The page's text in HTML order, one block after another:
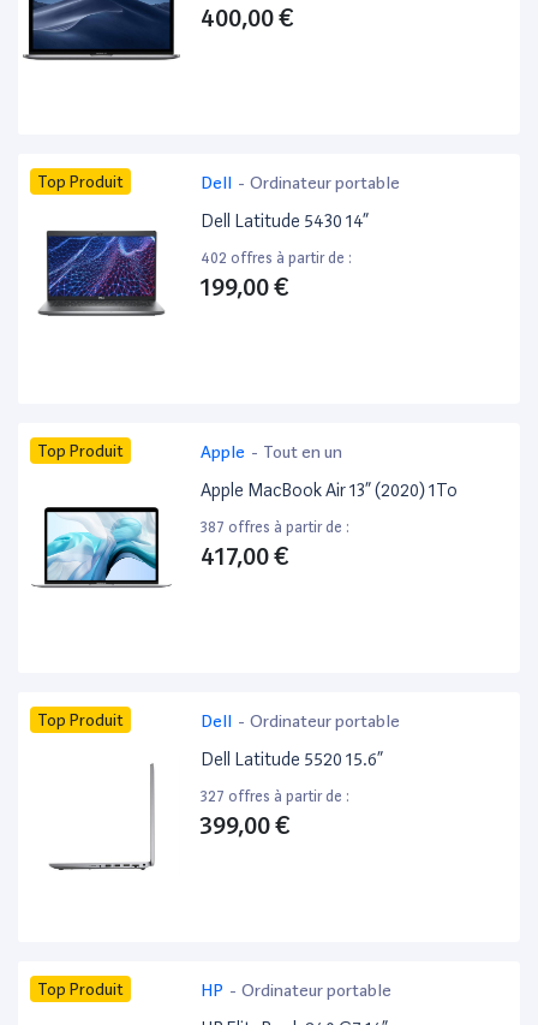
400,00 €
Top Produit Dell - Ordinateur portable
Dell Latitude 5430 14”
402 offres à partir de :
199,00 €
Top Produit Apple - Tout en un
Apple MacBook Air 13” (2020) 1To
387 offres à partir de :
417,00 €
Top Produit Dell - Ordinateur portable
Dell Latitude 5520 15.6”
327 offres à partir de :
399,00 €
Top Produit HP - Ordinateur portable